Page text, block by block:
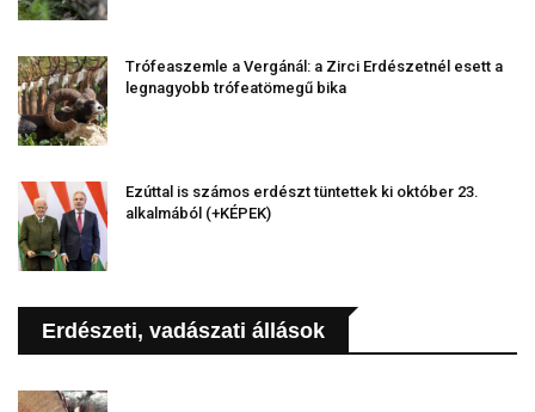
Trófeaszemle a Vergánál: a Zirci Erdészetnél esett a
legnagyobb trófeatömegű bika
Ezúttal is számos erdészt tüntettek ki október 23.
alkalmából (+KÉPEK)
Erdészeti, vadászati állások